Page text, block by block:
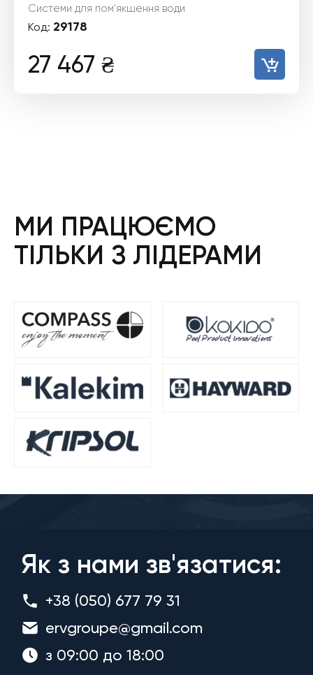
Системи для пом'якшення води
Код: 29178
27 467 ₴
МИ ПРАЦЮЄМО
ТІЛЬКИ З ЛІДЕРАМИ
Як з нами зв'язатися:
+38 (050) 677 79 31
ervgroupe@gmail.com
з 09:00 до 18:00